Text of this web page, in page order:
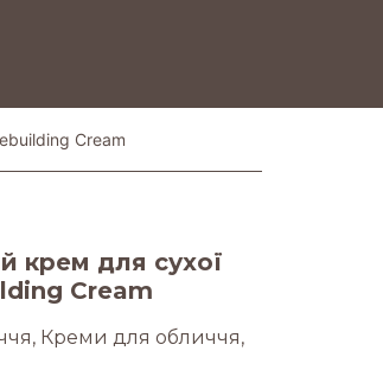
Cream
крем для сухої
Cream
, Креми для обличчя,